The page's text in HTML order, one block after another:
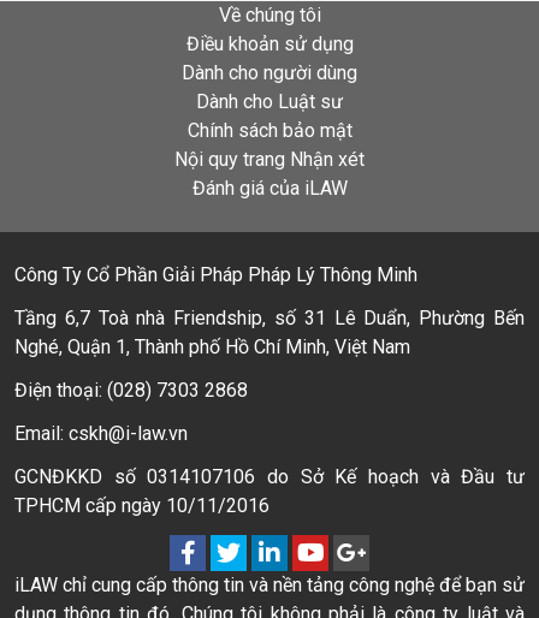
Về chúng tôi
Điều khoản sử dụng
Dành cho người dùng
Dành cho Luật sư
Chính sách bảo mật
Nội quy trang Nhận xét
Đánh giá của iLAW
Công Ty Cổ Phần Giải Pháp Pháp Lý Thông Minh
Tầng 6,7 Toà nhà Friendship, số 31 Lê Duẩn, Phường Bến
Nghé, Quận 1, Thành phố Hồ Chí Minh, Việt Nam
Điện thoại: (028) 7303 2868
Email: cskh@i-law.vn
GCNĐKKD số 0314107106 do Sở Kế hoạch và Đầu tư
TPHCM cấp ngày 10/11/2016
iLAW chỉ cung cấp thông tin và nền tảng công nghệ để bạn sử